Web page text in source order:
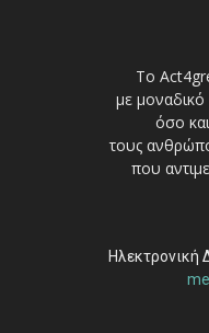
Το
με
όσο
τους
που
Ηλεκτρονική